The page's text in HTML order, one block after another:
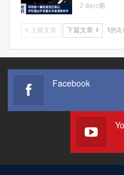
2 days前
上篇文章 下篇文章 1的
Facebook